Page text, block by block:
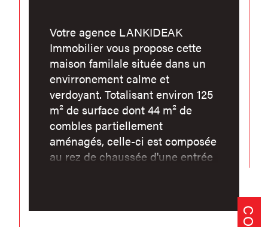
Votre agence LANKIDEAK
Immobilier vous propose cette
maison familale située dans un
envirronement calme et
verdoyant. Totalisant environ 125
m² de surface dont 44 m² de
combles partiellement
aménagés, celle-ci est composée
au rez de chaussée d'une entrée